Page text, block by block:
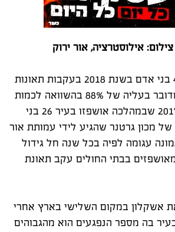
אילוסטרציה, אור ירוק
באשקלון אושפזו 49 בני אדם בשנת 2018 בעקבות תאונות
אופניים חשמליים, מדובר בעליה של 88% בהשוואה לכמות
המאושפזים בשנת 2017 שבמהלכה אושפזו בעיר 26 בני
מכון גרטנר שהגיע לידי עמותת אור
עגומה לפיה בכל שנה חל גידול
בבתי החולים עקב תאונת
אשקלון במקום השלישי בארץ אחרי
בה מספר הנפגעים הוא מהגבוהים